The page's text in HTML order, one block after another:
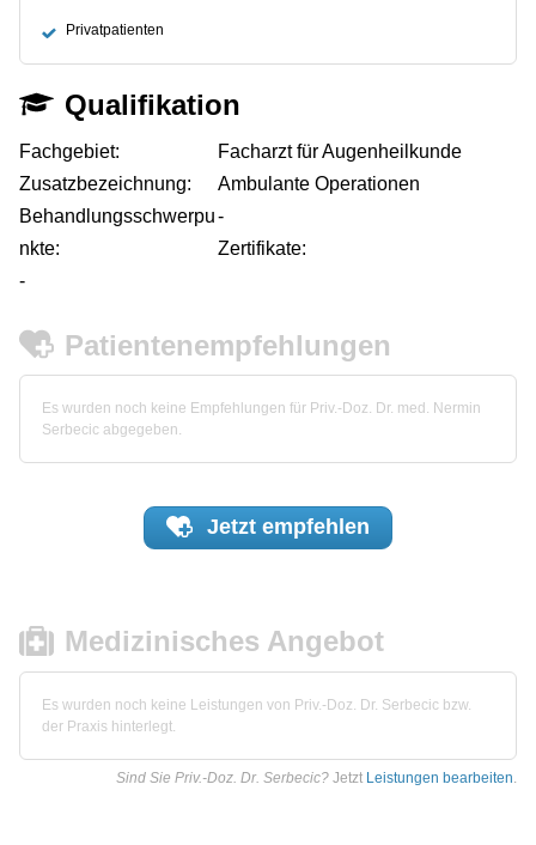
Privatpatienten
Qualifikation
Fachgebiet:
Facharzt für Augenheilkunde
Zusatzbezeichnung:
Ambulante Operationen
Behandlungsschwerpu
nkte:
-
Zertifikate:
-
Patientenempfehlungen
Es wurden noch keine Empfehlungen für Priv.-Doz. Dr. med. Nermin
Serbecic abgegeben.
Jetzt empfehlen
Medizinisches Angebot
Es wurden noch keine Leistungen von Priv.-Doz. Dr. Serbecic bzw.
der Praxis hinterlegt.
Sind Sie Priv.-Doz. Dr. Serbecic? Jetzt Leistungen bearbeiten.